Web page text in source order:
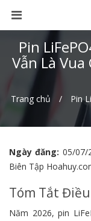
Pin
Vẫn Là
Trang chủ
Pin
Ngày đăng: 05/07/
Biên Tập
Tóm Tắt
Năm 2026, pin